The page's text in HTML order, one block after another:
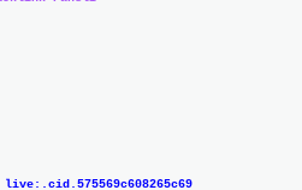
live:.cid.575569c608265c69